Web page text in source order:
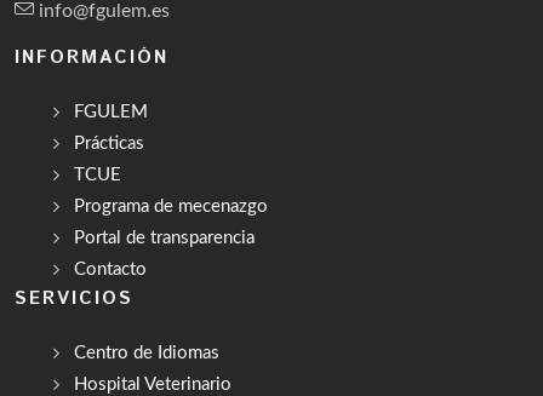
info@fgulem.es
INFORMACIÓN
FGULEM
Prácticas
TCUE
Programa de mecenazgo
Portal de transparencia
Contacto
SERVICIOS
Centro de Idiomas
Hospital Veterinario